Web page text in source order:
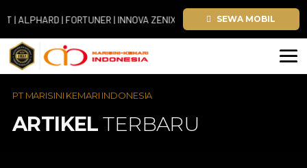
| FORTUNER | INNOVA ZENIX | HIACE SEWA MOBIL
PT MARISINI KEMARI INDONESIA
ARTIKEL TERBARU